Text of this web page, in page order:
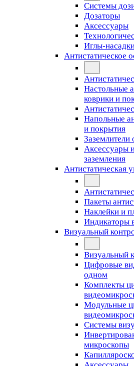
Системы
Дозаторы
Аксессуары
Иглы-
Антистатическое
Настольные
коврики и
Напольные
и покрытия
Заземлители
Аксессуары
заземления
Антистатическая
Пакеты
Наклейки и
Индикаторы
Визуальный
Визуальный
Цифровые
одном
Комплекты
Модульные
Cистемы
микроскопы